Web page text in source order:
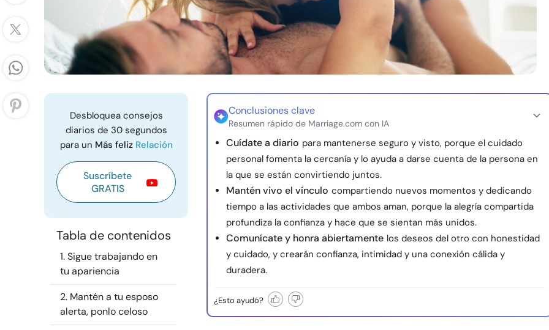
Desbloquea consejos
diarios de 30 segundos
para un Más feliz Relación
Suscríbete
GRATIS
Tabla de contenidos
1. Sigue trabajando en
tu apariencia
2. Mantén a tu esposo
alerta, ponlo celoso
Conclusiones clave
Resumen rápido de Marriage.com con IA
Cuídate a diario para mantenerse seguro y visto, porque el cuidado
personal fomenta la cercanía y lo ayuda a darse cuenta de la persona en
la que se están convirtiendo juntos.
Mantén vivo el vínculo compartiendo nuevos momentos y dedicando
tiempo a las actividades que ambos aman, porque la alegría compartida
profundiza la confianza y hace que se sientan más unidos.
Comunícate y honra abiertamente los deseos del otro con honestidad
y cuidado, y crearán confianza, intimidad y una conexión cálida y
duradera.
¿Esto ayudó?